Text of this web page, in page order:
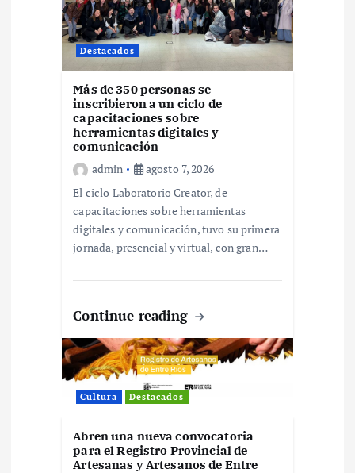
Destacados
Más de 350 personas se
inscribieron a un ciclo de
capacitaciones sobre
herramientas digitales y
comunicación
admin
agosto 7, 2026
El ciclo Laboratorio Creator, de
capacitaciones sobre herramientas
digitales y comunicación, tuvo su primera
jornada, presencial y virtual, con gran…
Continue reading
Cultura Destacados
Abren una nueva convocatoria
para el Registro Provincial de
Artesanas y Artesanos de Entre